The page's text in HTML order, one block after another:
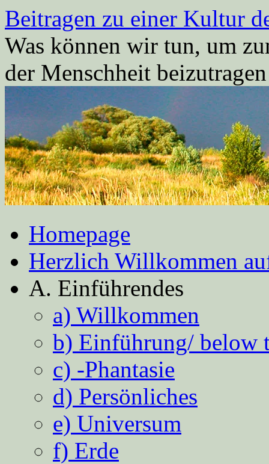
Zum
Inhalt
springen
Beitragen zu einer Kultur
Was können wir tun, um
der Menschheit
Homepage
Herzlich Willkommen
A. Einführendes
a) Willkommen
b) Einführung/ below
c) -Phantasie
d) Persönliches
e) Universum
f) Erde